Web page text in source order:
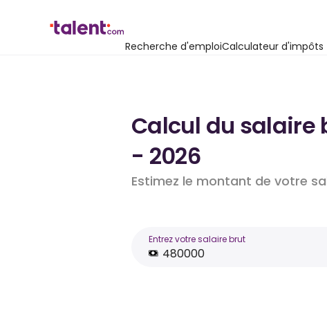
Recherche d'emploiCalculateur d'impôts
Calcul du salaire
- 2026
Estimez le montant de votre
Entrez votre salaire brut